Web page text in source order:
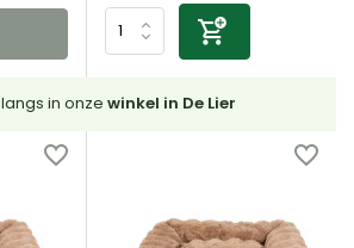
14 dagenbedenktijd